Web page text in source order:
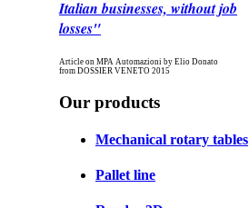
Italian businesses, without job
losses"
Article on MPA Automazioni by Elio Donato
from DOSSIER VENETO 2015
Our products
Mechanical rotary tables
Pallet line